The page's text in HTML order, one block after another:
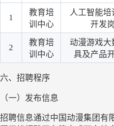
1
教育培
训中心
人工智能培
开发岗
2
教育培
训中心
动漫游戏大
具及产品
六、招聘程序
（一）发布信息
招聘信息通过中国动漫集团有